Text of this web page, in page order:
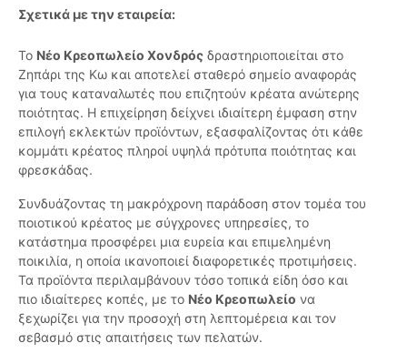
Σχετικά με την εταιρεία:
Το Νέο Κρεοπωλείο Χονδρός δραστηριοποιείται στο
Ζηπάρι της Κω και αποτελεί σταθερό σημείο αναφοράς
για τους καταναλωτές που επιζητούν κρέατα ανώτερης
ποιότητας. Η επιχείρηση δείχνει ιδιαίτερη έμφαση στην
επιλογή εκλεκτών προϊόντων, εξασφαλίζοντας ότι κάθε
κομμάτι κρέατος πληροί υψηλά πρότυπα ποιότητας και
φρεσκάδας.
Συνδυάζοντας τη μακρόχρονη παράδοση στον τομέα του
ποιοτικού κρέατος με σύγχρονες υπηρεσίες, το
κατάστημα προσφέρει μια ευρεία και επιμελημένη
ποικιλία, η οποία ικανοποιεί διαφορετικές προτιμήσεις.
Τα προϊόντα περιλαμβάνουν τόσο τοπικά είδη όσο και
πιο ιδιαίτερες κοπές, με το Νέο Κρεοπωλείο να
ξεχωρίζει για την προσοχή στη λεπτομέρεια και τον
σεβασμό στις απαιτήσεις των πελατών.